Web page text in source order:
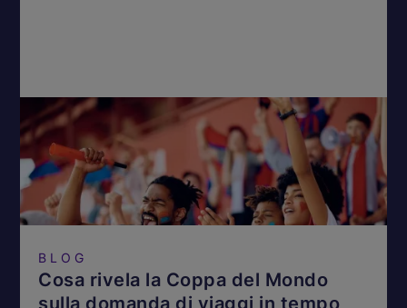
BLOG
Cosa rivela la Coppa del Mondo
sulla domanda di viaggi in tempo